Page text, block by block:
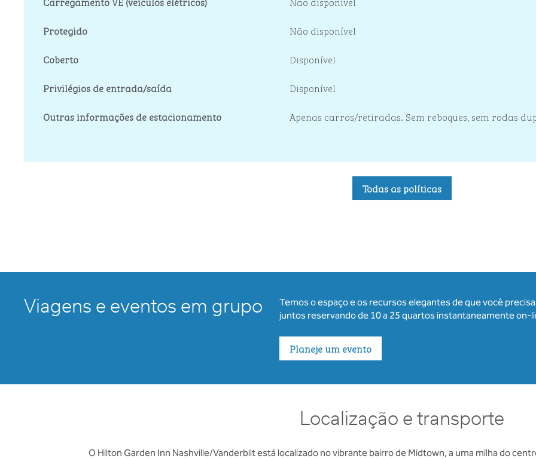
Protegido
Não disponível
Coberto
Disponível
Privilégios de entrada/saída
Disponível
Outras informações de estacionamento
Apenas carros/retiradas. Sem reboques, sem rodas
Todas as políticas
Viagens e eventos em grupo
Temos o espaço e os recursos elegantes de que você
juntos reservando de 10 a 25 quartos instantaneamente on-
Planeje um evento
Localização e transporte
O Hilton Garden Inn Nashville/Vanderbilt está localizado no vibrante bairro de Midtown, a uma milha do